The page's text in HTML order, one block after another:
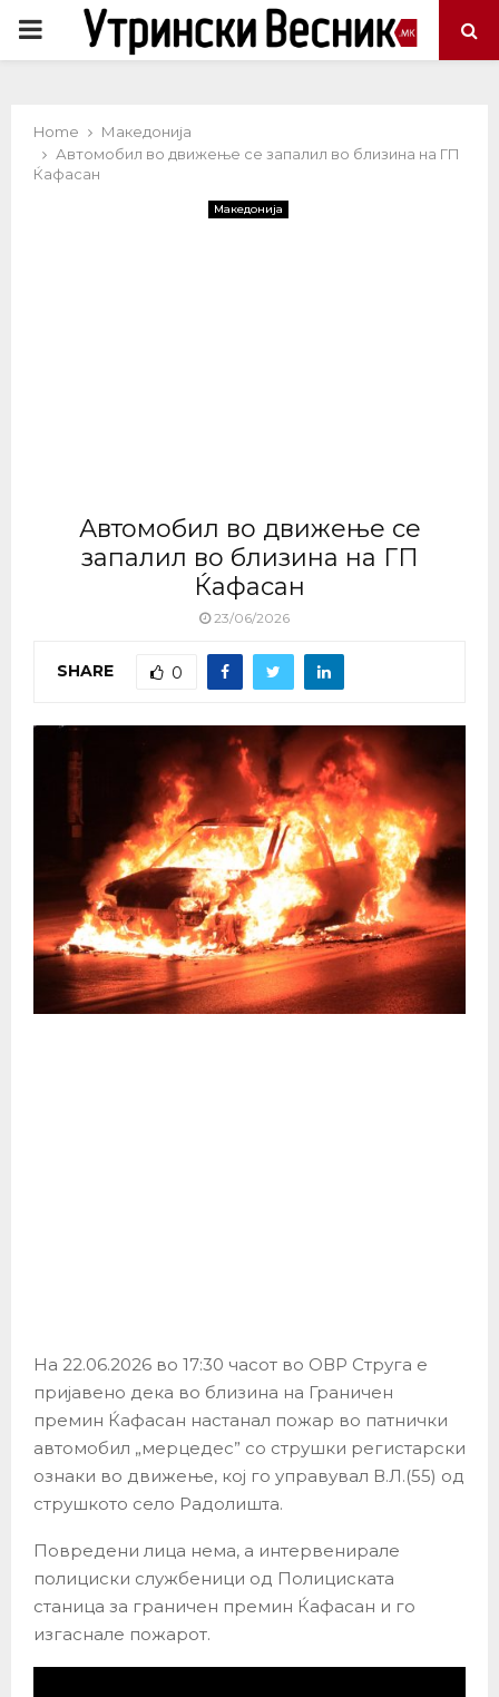
PRIMARY
Home
Македонија
Автомобил во движење се запалил во близина на ГП
Ќафасан
Македонија
Автомобил во движење се
запалил во близина на ГП
Ќафасан
23/06/2026
SHARE 0
На 22.06.2026 во 17:30 часот во ОВР Струга е
пријавено дека во близина на Граничен
премин Ќафасан настанал пожар во патнички
автомобил „мерцедес” со струшки регистарски
ознаки во движење, кој го управувал В.Л.(55) од
струшкото село Радолишта.
Повредени лица нема, а интервенирале
полициски службеници од Полициската
станица за граничен премин Ќафасан и го
изгаснале пожарот.